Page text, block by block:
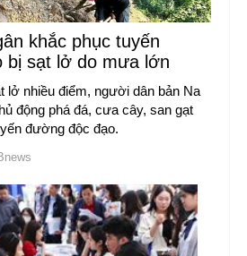
khắc phục tuyến
bị sạt lở do mưa lớn
lở nhiều điểm, người dân bản Na
động phá đá, cưa cây, san gạt
đường độc đạo.